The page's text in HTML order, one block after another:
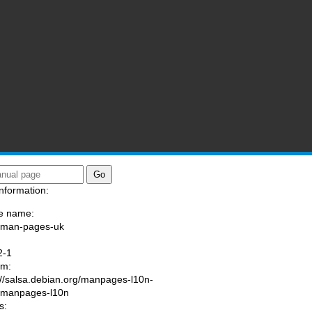
name:
pages-uk
1
salsa.debian.org/manpages-l10n-
l10n